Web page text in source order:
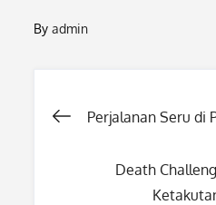
Byadmin
Post
Perjalanan Seru di
Death